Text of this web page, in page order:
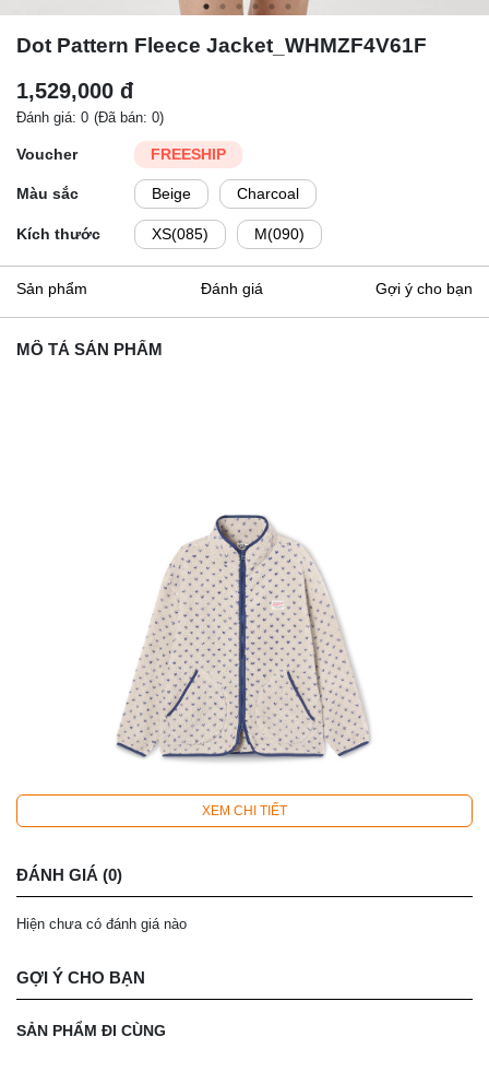
Dot Pattern Fleece Jacket_WHMZF4V61F
1,529,000 đ
Đánh giá: 0 (Đã bán: 0)
Voucher FREESHIP
Màu sắc Beige Charcoal
Kích thước XS(085) M(090)
Sản phẩm Đánh giá Gợi ý cho bạn
MÔ TẢ SẢN PHẨM
XEM CHI TIẾT
ĐÁNH GIÁ (0)
Hiện chưa có đánh giá nào
GỢI Ý CHO BẠN
SẢN PHẨM ĐI CÙNG